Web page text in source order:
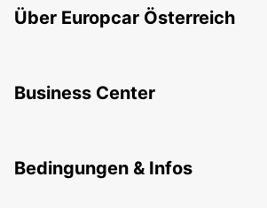
Über Europcar Österreich
Business Center
Bedingungen & Infos